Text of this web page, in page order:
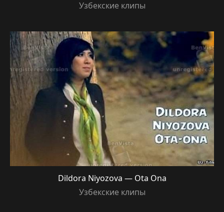
Узбекские клипы
Dildora Niyozova — Ota Ona
Узбекские клипы